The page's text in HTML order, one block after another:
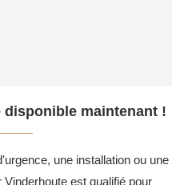
maintenant !
une installation ou une
est qualifié pour